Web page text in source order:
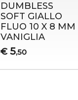
DUMBLESS
SOFT GIALLO
FLUO 10 X 8 MM
VANIGLIA
€ 5,50